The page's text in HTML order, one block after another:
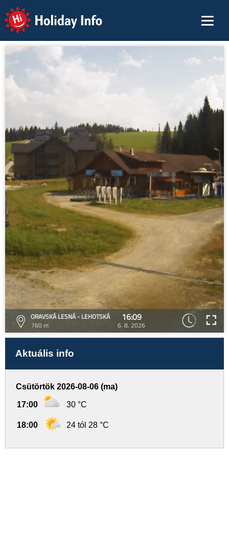
Holiday Info
ORAVSKÁ LESNÁ - LEHOTSKÁ
760 m
16:09
6. 8. 2026
Aktuális info
Csütörtök 2026-08-06 (ma)
17:00 30 °C
18:00 24 tól 28 °C